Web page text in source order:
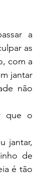
a
as
com a
jantar
não
que o
jantar,
de
é tão